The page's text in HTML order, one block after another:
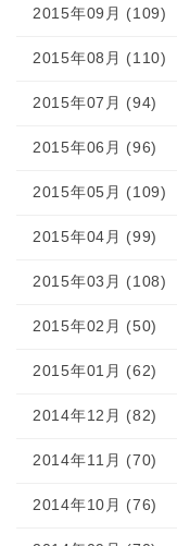
2015年09月 (109)
2015年08月 (110)
2015年07月 (94)
2015年06月 (96)
2015年05月 (109)
2015年04月 (99)
2015年03月 (108)
2015年02月 (50)
2015年01月 (62)
2014年12月 (82)
2014年11月 (70)
2014年10月 (76)